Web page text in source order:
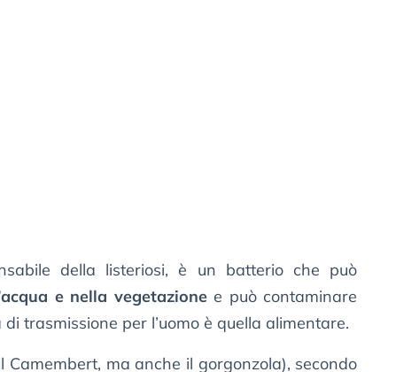
della listeriosi, è un batterio che può
e nella vegetazionee può contaminare
trasmissione per l’uomo è quella alimentare.
Camembert, ma anche il gorgonzola), secondo